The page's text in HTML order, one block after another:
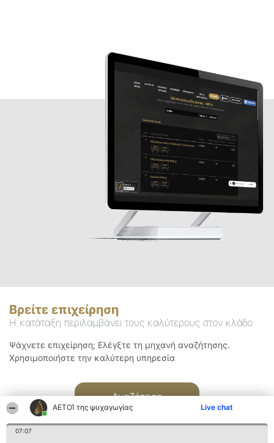
ΑΕΤΟΊ της ψυχαγωγίας Live chat
07:07
Βρείτε επιχείρηση
Η κατάταξη περιλαμβάνει τους καλύτερους στον κλάδο
Ψάχνετε επιχείρηση; Ελέγξτε τη μηχανή αναζήτησης.
Χρησιμοποιήστε την καλύτερη υπηρεσία
Αναζήτηση